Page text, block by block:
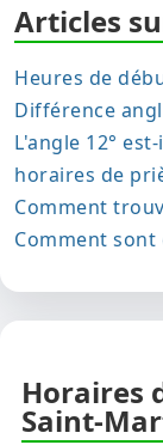
Articles
Heures de
Différence
L'angle 12°
horaires de
Comment
Comment sont
Horaires
Saint-